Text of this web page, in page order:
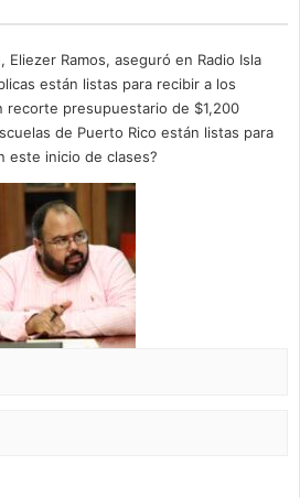
Eliezer Ramos, aseguró en Radio Isla
están listas para recibir a los
recorte presupuestario de $1,200
de Puerto Rico están listas para
este inicio de clases?